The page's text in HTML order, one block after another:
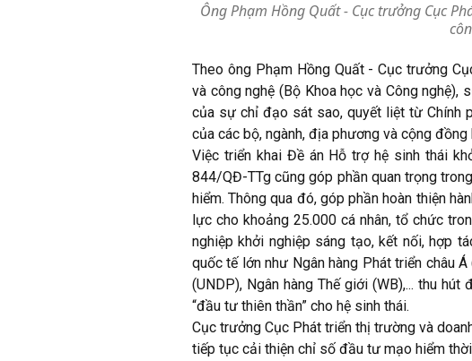
Ông Phạm Hồng Quất - Cục trưởng Cục
Theo ông Phạm Hồng Quất - Cục trưởng
và công nghệ (Bộ Khoa học và Công
của sự chỉ đạo sát sao, quyết liệt từ Chính
của các bộ, ngành, địa phương và cộng
Việc triển khai Đề án Hỗ trợ hệ sinh thái
844/QĐ-TTg cũng góp phần quan trọng
hiểm. Thông qua đó, góp phần hoàn thiện
lực cho khoảng 25.000 cá nhân, tổ chức
nghiệp khởi nghiệp sáng tạo, kết nối, hợp
quốc tế lớn như Ngân hàng Phát triển châu
(UNDP), Ngân hàng Thế giới (WB),... thu
“đầu tư thiên thần” cho hệ sinh thái.
Cục trưởng Cục Phát triển thị trường và
tiếp tục cải thiện chỉ số đầu tư mạo hiểm